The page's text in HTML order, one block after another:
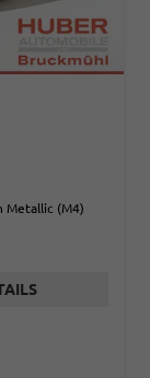
Metallic (M4)